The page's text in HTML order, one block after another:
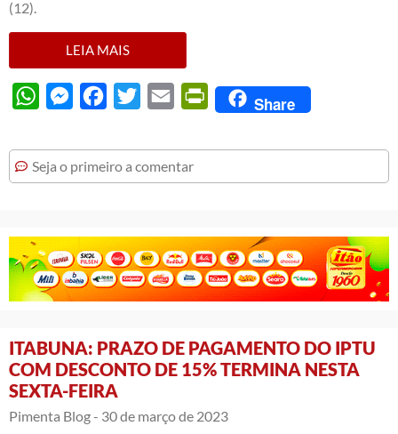
(12).
LEIA MAIS
WhatsAppMessengerFacebook
Twitter Email PrintFriendly
Share
Seja o primeiro a comentar
ITABUNA: PRAZO DE PAGAMENTO DO IPTU
COM DESCONTO DE 15% TERMINA NESTA
SEXTA-FEIRA
Pimenta Blog - 30 de março de 2023